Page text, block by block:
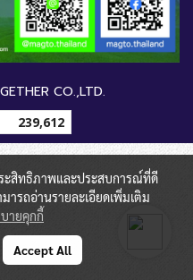
CO.,LTD.
239,612
ะสิทธิภาพและประสบการณ์ที่ดี
ารถอ่านรายละเอียดเพิ่มเติม
ายคุกกี้
Accept All